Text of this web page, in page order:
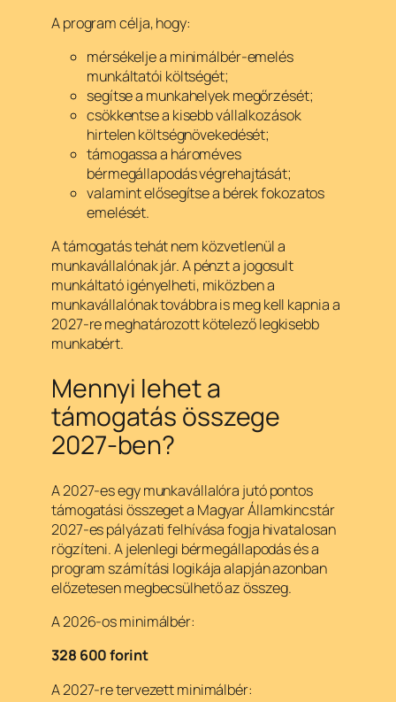
A program célja, hogy:
mérsékelje a minimálbér-emelés
munkáltatói költségét;
segítse a munkahelyek megőrzését;
csökkentse a kisebb vállalkozások
hirtelen költségnövekedését;
támogassa a hároméves
bérmegállapodás végrehajtását;
valamint elősegítse a bérek fokozatos
emelését.
A támogatás tehát nem közvetlenül a
munkavállalónak jár. A pénzt a jogosult
munkáltató igényelheti, miközben a
munkavállalónak továbbra is meg kell kapnia a
2027-re meghatározott kötelező legkisebb
munkabért.
Mennyi lehet a
támogatás összege
2027-ben?
A 2027-es egy munkavállalóra jutó pontos
támogatási összeget a Magyar Államkincstár
2027-es pályázati felhívása fogja hivatalosan
rögzíteni. A jelenlegi bérmegállapodás és a
program számítási logikája alapján azonban
előzetesen megbecsülhető az összeg.
A 2026-os minimálbér:
328 600 forint
A 2027-re tervezett minimálbér: